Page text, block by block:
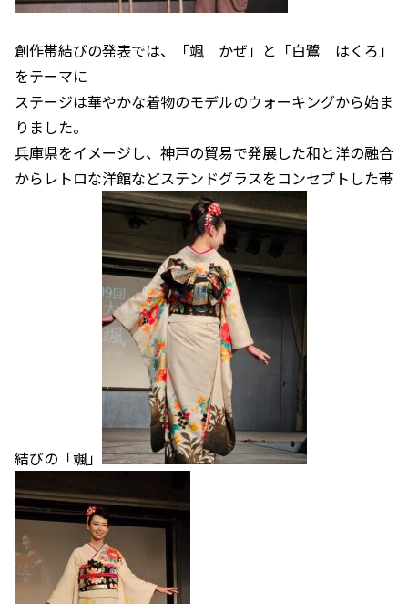
創作帯結びの発表では、「颯 かぜ」と「白鷺 はくろ」
をテーマに
ステージは華やかな着物のモデルのウォーキングから始ま
りました。
兵庫県をイメージし、神戸の貿易で発展した和と洋の融合
からレトロな洋館などステンドグラスをコンセプトした帯
結びの「颯」